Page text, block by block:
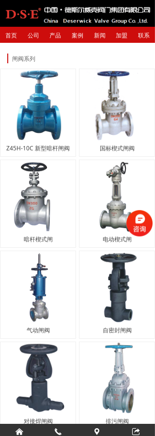
首页 公司 产品 案例 新闻 加盟 联系
闸阀系列
낀 끅 끇 뀅
Z45H-10C 新型暗杆闸阀 国标楔式闸阀
暗杆楔式闸 电动楔式闸
气动闸阀 自密封闸阀
对接焊闸阀 排污闸阀